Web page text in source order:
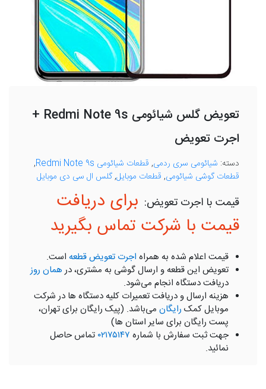
تعویض گلس شیائومی Redmi Note 9s +
اجرت تعویض
دسته: شیائومی سری ردمی, قطعات شیائومی Redmi Note 9s
,
قطعات گوشی شیائومی, قطعات موبایل,گلس ال سی دی موبایل
برای دریافت
قیمت با شرکت تماس بگیرید
قیمت اعلام شده به همراه اجرت تعویض قطعه است.
تعویض این قطعه و ارسال گوشی به مشتری، درهمان روز
دریافت دستگاه انجام می‌شود.
هزینه ارسال و دریافت تعمیرات کلیه دستگاه ها در شرکت
موبایل کمک رایگان می‌باشد. (پیک رایگان برای تهران،
پست رایگان برای سایر استان ها)
جهت ثبت سفارش با شماره ۰۲۱۷۵۱۴۷ تماس حاصل
نمائید.